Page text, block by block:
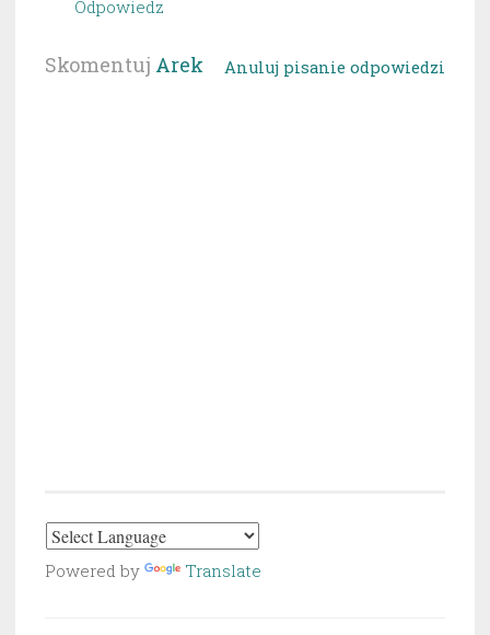
Odpowiedz
Skomentuj Arek Anuluj pisanie odpowiedzi
Powered by Translate